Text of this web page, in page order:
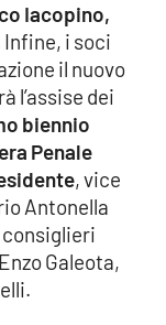
Iacopino,
Infine, i soci
il nuovo
l’assise dei
biennio
Penale
, vice
Antonella
consiglieri
Galeota,